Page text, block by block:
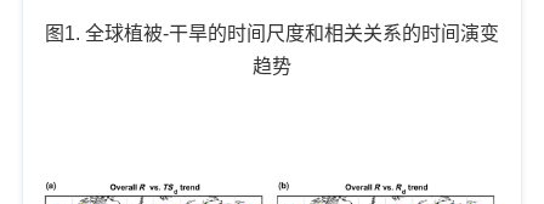
图1. 全球植被-干旱的时间尺度和相关关系的时间演变
趋势